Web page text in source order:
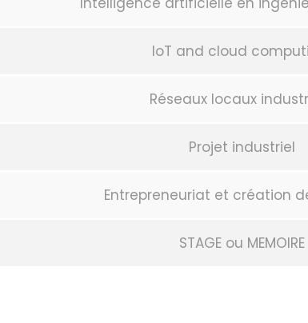
IoT and cloud
Réseaux locaux
Projet industriel
Entrepreneuriat et création
STAGE ou MEMOIRE